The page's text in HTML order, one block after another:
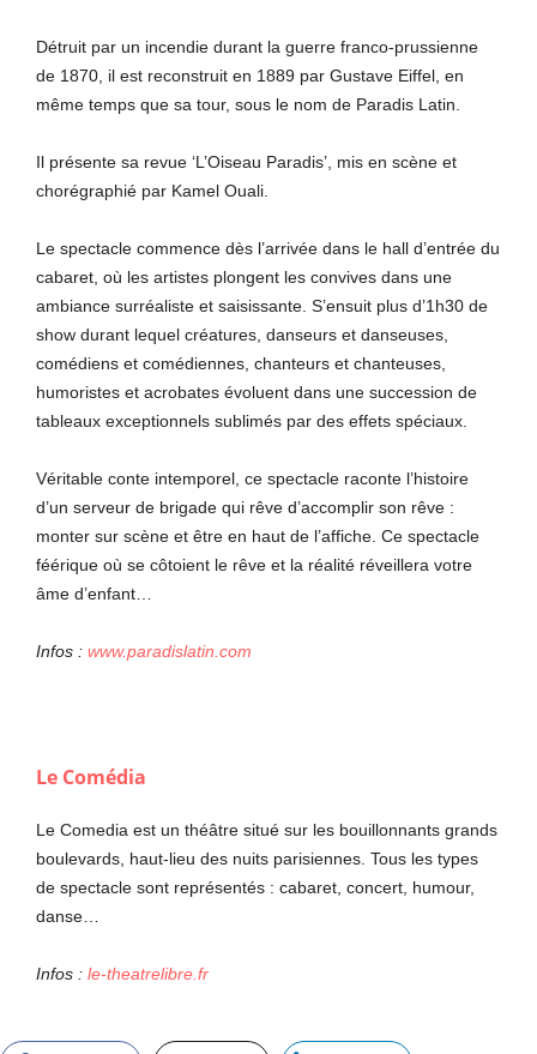
Détruit par un incendie durant la guerre franco-prussienne
de 1870, il est reconstruit en 1889 par Gustave Eiffel, en
même temps que sa tour, sous le nom de Paradis Latin.
Il présente sa revue ‘L’Oiseau Paradis’, mis en scène et
chorégraphié par Kamel Ouali.
Le spectacle commence dès l’arrivée dans le hall d’entrée du
cabaret, où les artistes plongent les convives dans une
ambiance surréaliste et saisissante. S’ensuit plus d’1h30 de
show durant lequel créatures, danseurs et danseuses,
comédiens et comédiennes, chanteurs et chanteuses,
humoristes et acrobates évoluent dans une succession de
tableaux exceptionnels sublimés par des effets spéciaux.
Véritable conte intemporel, ce spectacle raconte l’histoire
d’un serveur de brigade qui rêve d’accomplir son rêve :
monter sur scène et être en haut de l’affiche. Ce spectacle
féérique où se côtoient le rêve et la réalité réveillera votre
âme d’enfant…
Infos : www.paradislatin.com
Le Comédia
Le Comedia est un théâtre situé sur les bouillonnants grands
boulevards, haut-lieu des nuits parisiennes. Tous les types
de spectacle sont représentés : cabaret, concert, humour,
danse…
Infos : le-theatrelibre.fr